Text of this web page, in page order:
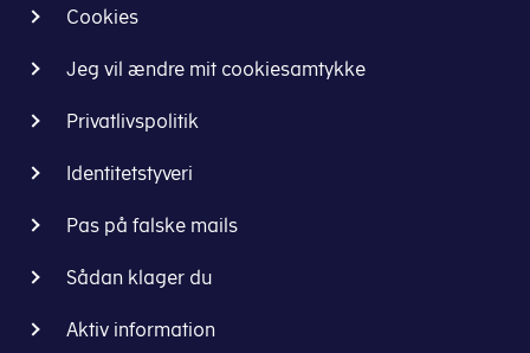
Cookies
Jeg vil ændre mit cookiesamtykke
Privatlivspolitik
Identitetstyveri
Pas på falske mails
Sådan klager du
Aktiv information